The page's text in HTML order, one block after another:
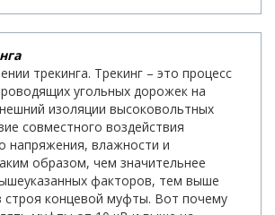
трекинга. Трекинг – это процесс
угольных дорожек на
изоляции высоковольтных
совместного воздействия
напряжения, влажности и
образом, чем значительнее
факторов, тем выше
строя концевой муфты. Вот почему